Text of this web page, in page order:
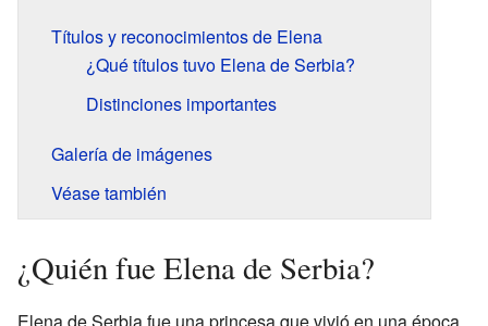
Títulos y reconocimientos de Elena
¿Qué títulos tuvo Elena de Serbia?
Distinciones importantes
Galería de imágenes
Véase también
¿Quién fue Elena de Serbia?
Elena de Serbia fue una princesa que vivió en una época